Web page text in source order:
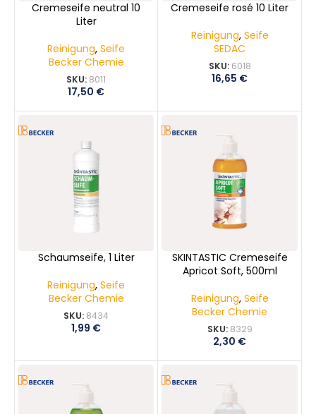
Cremeseife neutral 10
Liter
Reinigung, Seife
Becker Chemie
SKU: 8011
17,50 €
Cremeseife rosé 10 Liter
Reinigung, Seife
SEDAC
SKU: 6018
16,65 €
Schaumseife, 1 Liter
Reinigung, Seife
Becker Chemie
SKU: 8434
1,99 €
SKINTASTIC Cremeseife
Apricot Soft, 500ml
Reinigung, Seife
Becker Chemie
SKU: 8329
2,30 €